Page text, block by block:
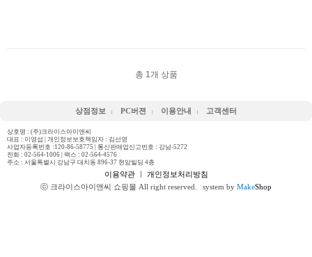
총 1개 상품
상점정보 PC버젼 이용안내 고객센터
상호명 : (주)크라이스아이앤씨
대표 : 이영섭 | 개인정보보호책임자 : 김선영
사업자등록번호 :120-86-58775 | 통신판매업신고번호 : 강남-5272
전화 : 02-564-1006 | 팩스 : 02-564-4576
주소 : 서울특별시 강남구 대치동 896-37 현암빌딩 4층
이용약관ㅣ 개인정보처리방침
ⓒ 크라이스아이앤씨 쇼핑몰 All right reserved.
system by MakeShop